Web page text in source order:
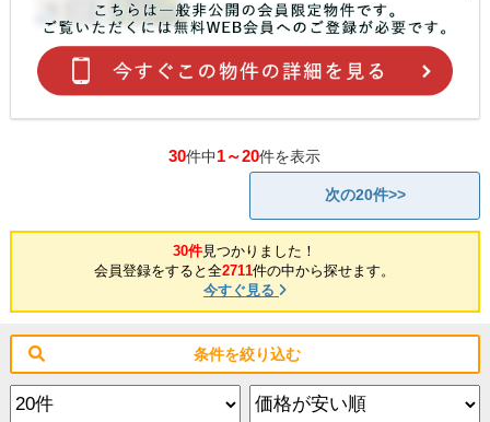
30件中1～20件を表示
次の20件>>
30件見つかりました！
会員登録をすると全2711件の中から探せます。
今すぐ見る
条件を絞り込む